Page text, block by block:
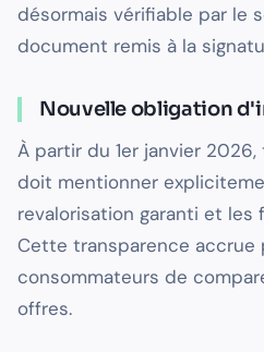
désormais vérifiable par le
document remis à la
Nouvelle obligation
À partir du 1er janvier
doit mentionner
revalorisation garanti et les
Cette transparence accrue
consommateurs de
offres.